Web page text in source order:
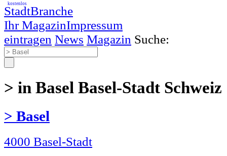
StadtBranche
Ihr MagazinImpressum
kostenlos
eintragen News Magazin Suche:
> in Basel Basel-Stadt Schweiz
> Basel
4000 Basel-Stadt